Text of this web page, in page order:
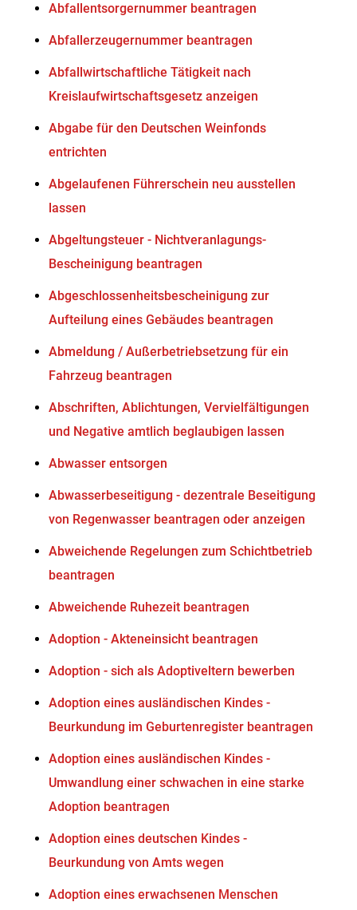
Abfallentsorgernummer beantragen
Abfallerzeugernummer beantragen
Abfallwirtschaftliche Tätigkeit nach
Kreislaufwirtschaftsgesetz anzeigen
Abgabe für den Deutschen Weinfonds
entrichten
Abgelaufenen Führerschein neu ausstellen
lassen
Abgeltungsteuer - Nichtveranlagungs-
Bescheinigung beantragen
Abgeschlossenheitsbescheinigung zur
Aufteilung eines Gebäudes beantragen
Abmeldung / Außerbetriebsetzung für ein
Fahrzeug beantragen
Abschriften, Ablichtungen, Vervielfältigungen
und Negative amtlich beglaubigen lassen
Abwasser entsorgen
Abwasserbeseitigung - dezentrale Beseitigung
von Regenwasser beantragen oder anzeigen
Abweichende Regelungen zum Schichtbetrieb
beantragen
Abweichende Ruhezeit beantragen
Adoption - Akteneinsicht beantragen
Adoption - sich als Adoptiveltern bewerben
Adoption eines ausländischen Kindes -
Beurkundung im Geburtenregister beantragen
Adoption eines ausländischen Kindes -
Umwandlung einer schwachen in eine starke
Adoption beantragen
Adoption eines deutschen Kindes -
Beurkundung von Amts wegen
Adoption eines erwachsenen Menschen